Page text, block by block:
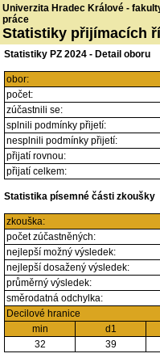
Univerzita Hradec Králové -
práce
Statistiky přijímacích
Statistiky PZ 2024 - Detail oboru
obor:
počet:
zúčastnili se:
splnili podmínky přijetí:
nesplnili podmínky přijetí:
přijatí rovnou:
přijatí celkem:
Statistika písemné části zkoušky
zkouška:
počet zúčastněných:
nejlepší možný výsledek:
nejlepší dosažený výsledek:
průměrný výsledek:
směrodatná odchylka:
Decilové hranice
min
d1
32
39